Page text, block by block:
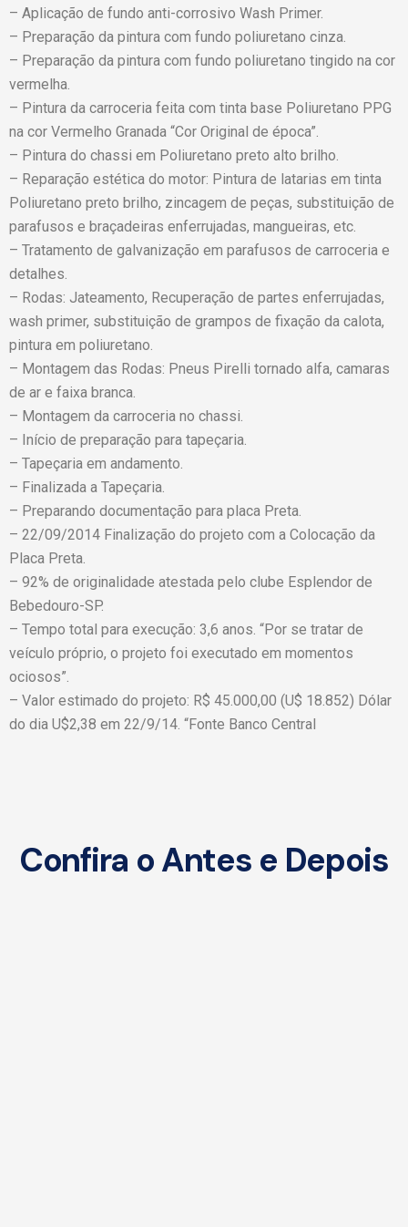
– Aplicação de fundo anti-corrosivo Wash Primer.
– Preparação da pintura com fundo poliuretano cinza.
– Preparação da pintura com fundo poliuretano tingido na cor
vermelha.
– Pintura da carroceria feita com tinta base Poliuretano PPG
na cor Vermelho Granada “Cor Original de época”.
– Pintura do chassi em Poliuretano preto alto brilho.
– Reparação estética do motor: Pintura de latarias em tinta
Poliuretano preto brilho, zincagem de peças, substituição de
parafusos e braçadeiras enferrujadas, mangueiras, etc.
– Tratamento de galvanização em parafusos de carroceria e
detalhes.
– Rodas: Jateamento, Recuperação de partes enferrujadas,
wash primer, substituição de grampos de fixação da calota,
pintura em poliuretano.
– Montagem das Rodas: Pneus Pirelli tornado alfa, camaras
de ar e faixa branca.
– Montagem da carroceria no chassi.
– Início de preparação para tapeçaria.
– Tapeçaria em andamento.
– Finalizada a Tapeçaria.
– Preparando documentação para placa Preta.
– 22/09/2014 Finalização do projeto com a Colocação da
Placa Preta.
– 92% de originalidade atestada pelo clube Esplendor de
Bebedouro-SP.
– Tempo total para execução: 3,6 anos. “Por se tratar de
veículo próprio, o projeto foi executado em momentos
ociosos”.
– Valor estimado do projeto: R$ 45.000,00 (U$ 18.852) Dólar
do dia U$2,38 em 22/9/14. “Fonte Banco Central
Confira o Antes e Depois